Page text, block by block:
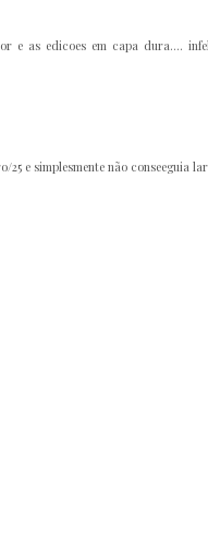
e as edicoes em capa dura....
e simplesmente não conseeguia